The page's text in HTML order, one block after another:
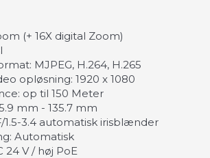
(+ 16X digital Zoom)
MJPEG, H.264, H.265
opløsning: 1920 x 1080
op til 150 Meter
mm - 135.7 mm
1.5-3.4 automatisk irisblænder
Automatisk
24 V / høj PoE